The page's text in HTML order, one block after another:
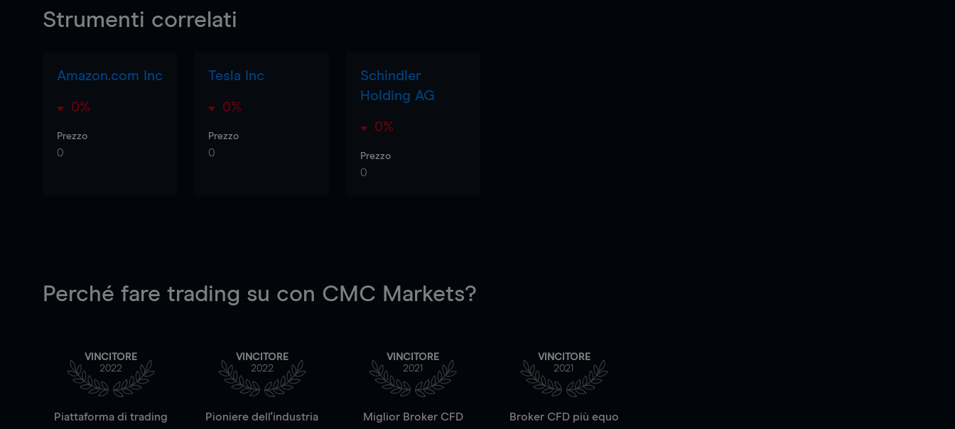
Strumenti correlati
Amazon.com Inc
0%
Prezzo
0
Tesla Inc
0%
Prezzo
0
Schindler
Holding AG
0%
Prezzo
0
Perché fare trading su con CMC Markets?
VINCITORE
2022
Piattaforma di trading
VINCITORE
2022
Pioniere dell'industria
VINCITORE
2021
Miglior Broker CFD
VINCITORE
2021
Broker CFD più equo